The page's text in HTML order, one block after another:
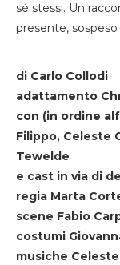
sé stessi. Un
presente,
di Carlo Collodi
adattamento
con (in ordine
Filippo, Celeste
Tewelde
e cast in via di
regia Marta
scene Fabio
costumi
musiche